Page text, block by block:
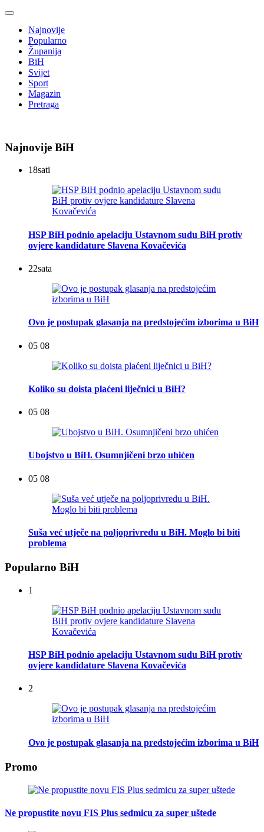
Najnovije
Popularno
Županija
BiH
Svijet
Sport
Magazin
Pretraga
Najnovije BiH
18sati
HSP BiH podnio apelaciju Ustavnom sudu BiH protiv
ovjere kandidature Slavena Kovačevića
22sata
Ovo je postupak glasanja na predstojećim izborima u BiH
05 08
Koliko su doista plaćeni liječnici u BiH?
05 08
Ubojstvo u BiH. Osumnjičeni brzo uhićen
05 08
Suša već utječe na poljoprivredu u BiH. Moglo bi biti
problema
Popularno BiH
1
HSP BiH podnio apelaciju Ustavnom sudu BiH protiv
ovjere kandidature Slavena Kovačevića
2
Ovo je postupak glasanja na predstojećim izborima u BiH
Promo
Ne propustite novu FIS Plus sedmicu za super uštede